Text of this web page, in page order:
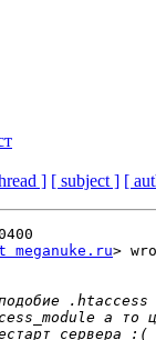
] [ subject ] [
meganuke.ru>